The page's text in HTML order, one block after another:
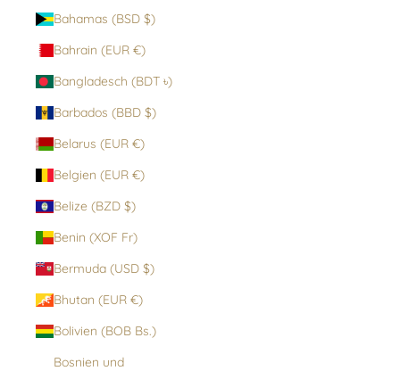
Bahamas (BSD $)
Bahrain (EUR €)
Bangladesch (BDT ৳)
Barbados (BBD $)
Belarus (EUR €)
Belgien (EUR €)
Belize (BZD $)
Benin (XOF Fr)
Bermuda (USD $)
Bhutan (EUR €)
Bolivien (BOB Bs.)
Bosnien und